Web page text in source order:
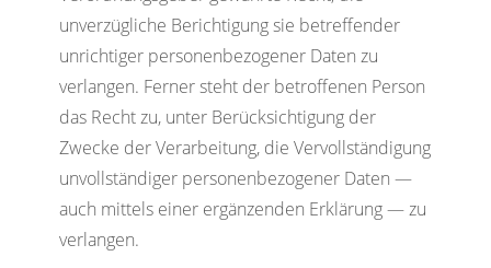
unverzügliche Berichtigung sie betreffender
unrichtiger personenbezogener Daten zu
verlangen. Ferner steht der betroffenen Person
das Recht zu, unter Berücksichtigung der
Zwecke der Verarbeitung, die Vervollständigung
unvollständiger personenbezogener Daten —
auch mittels einer ergänzenden Erklärung — zu
verlangen.